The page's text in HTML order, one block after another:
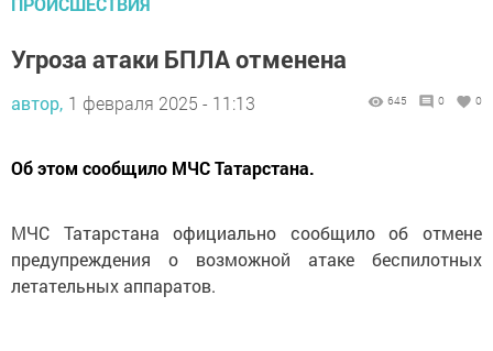
Угроза атаки БПЛА отменена
автор, 1 февраля 2025 - 11:13 645 0 0
Об этом сообщило МЧС Татарстана.
МЧС Татарстана официально сообщило об отмене
предупреждения о возможной атаке беспилотных
летательных аппаратов.